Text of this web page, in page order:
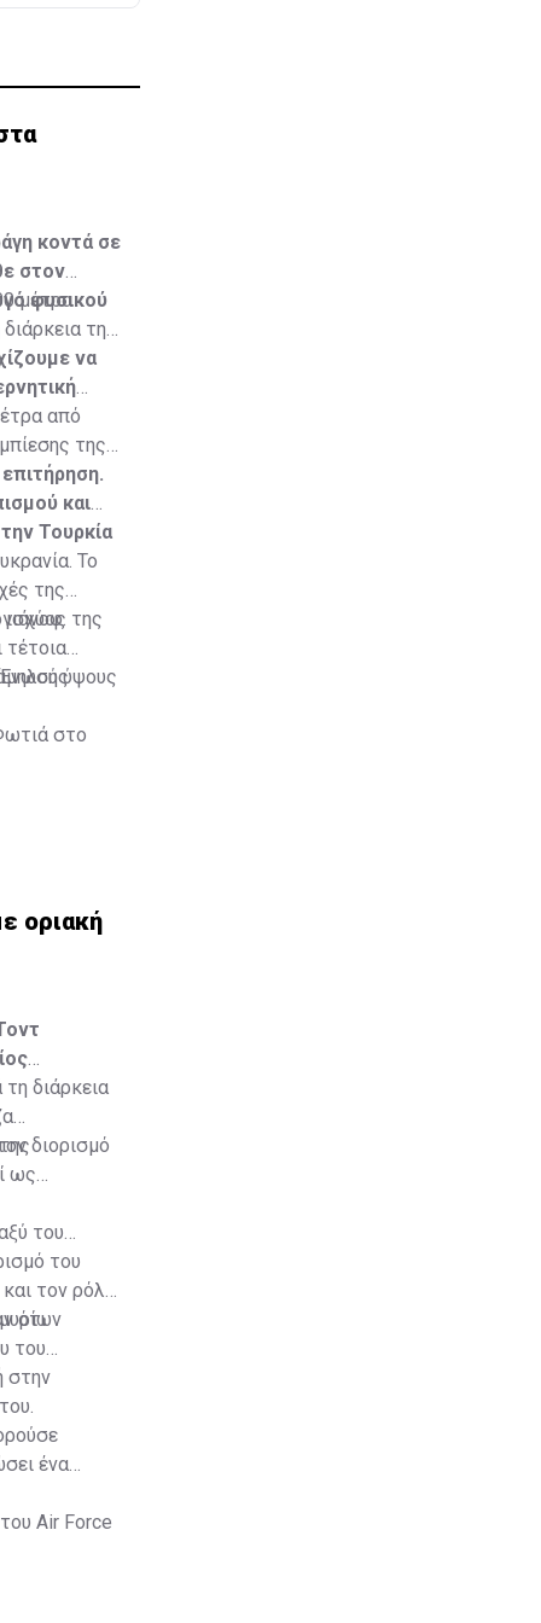
κοντά σε
στον
φυσικού
μέτρα
της
να
από
της
και
Τουρκία
Το
της
της
ύψους
Ένωσης
στο
οριακή
διάρκεια
διορισμό
ως
του
του
τον ρόλο
ότι
του
στην
ένα
Air Force